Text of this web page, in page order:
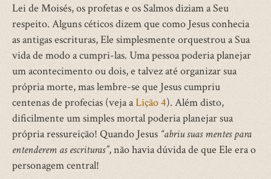
Lei de Moisés, os profetas e os Salmos diziam a Seu
respeito. Alguns céticos dizem que como Jesus conhecia
as antigas escrituras, Ele simplesmente orquestrou a Sua
vida de modo a cumpri-las. Uma pessoa poderia planejar
um acontecimento ou dois, e talvez até organizar sua
própria morte, mas lembre-se que Jesus cumpriu
centenas de profecias (veja aLição 4). Além disto,
dificilmente um simples mortal poderia planejar sua
própria ressureição! Quando Jesus “abriu suas mentes para
entenderem as escrituras”, não havia dúvida de que Ele era o
personagem central!